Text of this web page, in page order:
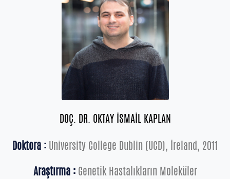
DOÇ. DR. OKTAY İSMAİL KAPLAN
Doktora : University College Dublin (UCD), İreland, 2011
Araştırma :Genetik Hastalıkların Moleküler